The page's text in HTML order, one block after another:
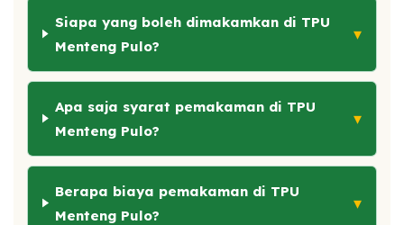
Siapa yang boleh dimakamkan di TPU
Menteng Pulo?
▾
Apa saja syarat pemakaman di TPU
Menteng Pulo?
▾
Berapa biaya pemakaman di TPU
Menteng Pulo?
▾